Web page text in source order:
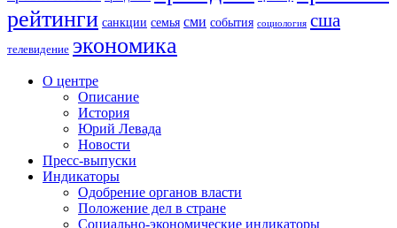
рейтинги санкции семья сми события социология сша
телевидение экономика
О центре
Описание
История
Юрий Левада
Новости
Пресс-выпуски
Индикаторы
Одобрение органов власти
Положение дел в стране
Социально-экономические индикаторы